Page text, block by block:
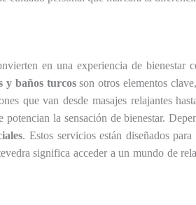
en una experiencia de bienestar
y baños turcosson otros elementos
que van desde masajes relajantes
la sensación de bienestar.
. Estos servicios están diseñados
significa acceder a un mundo de